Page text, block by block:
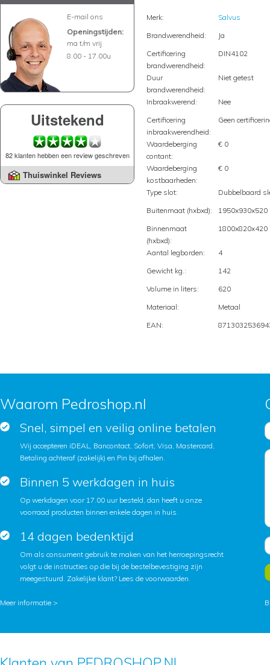
E-mail ons
Openingstijden:
ma t/m vrij
8.00 - 17.00u
Uitstekend
82 klanten hebben een review geschreven
Thuiswinkel Reviews
Merk:
Salvus
Brandwerendheid:
Ja
Certificering
brandwerendheid:
DIN4102
Duur
brandwerendheid:
Niet getest
Inbraakwerend:
Nee
Certificering
inbraakwerendheid:
Geen
Waardeberging
contant:
€ 0
Waardeberging
kostbaarheden:
€ 0
Type slot:
Dubbelbaard
Buitenmaat (hxbxd):
1950x930x520
Binnenmaat
(hxbxd):
1800x820x420
Aantal legborden:
4
Gewicht kg.:
142
Volume in liters:
620
Materiaal:
Metaal
EAN:
Waarom Pedroshop.nl
Snel, simpel en veilig online betalen
Wij accepteren iDEAL, Bancontact, Sofort, Visa, Mastercard,
Betaling achteraf (zakelijk) en Pin bij afhalen.
Binnen 5 werkdagen in huis
Op werkdagen voor 17.00 uur besteld, dan heeft u onze
voorraad producten binnen enkele dagen in huis.
14 dagen bedenktijd
Om als consument gebruik te maken van het herroepingsrecht
volgt u de instructies op die bij de bestelbevestiging zijn
meegestuurd. Zakelijke klant? Lees de voorwaarden.
Meer informatie >